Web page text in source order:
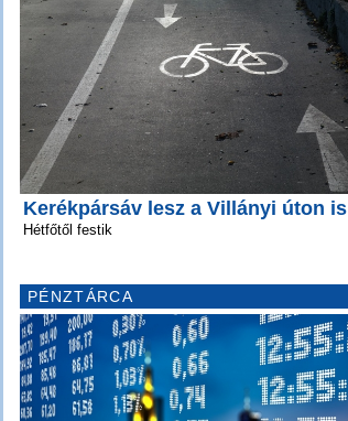
Kerékpársáv lesz a Villányi úton is
Hétfőtől festik
PÉNZTÁRCA